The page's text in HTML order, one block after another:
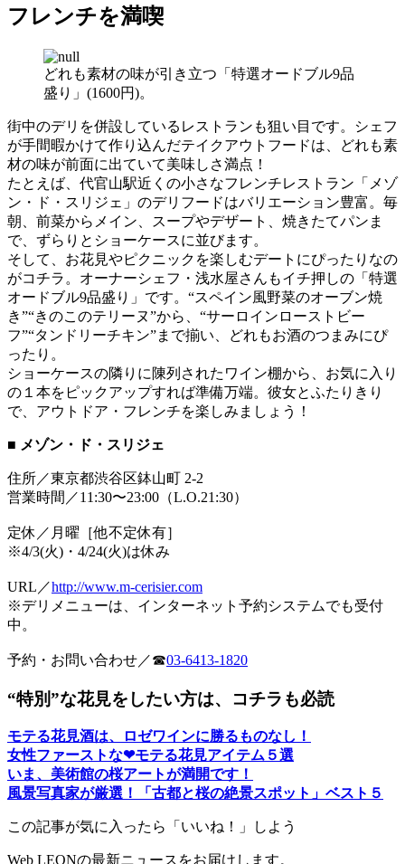
フレンチを満喫
どれも素材の味が引き立つ「特選オードブル9品
盛り」(1600円)。
街中のデリを併設しているレストランも狙い目です。シェフ
が手間暇かけて作り込んだテイクアウトフードは、どれも素
材の味が前面に出ていて美味しさ満点！
たとえば、代官山駅近くの小さなフレンチレストラン「メゾ
ン・ド・スリジェ」のデリフードはバリエーション豊富。毎
朝、前菜からメイン、スープやデザート、焼きたてパンま
で、ずらりとショーケースに並びます。
そして、お花見やピクニックを楽しむデートにぴったりなの
がコチラ。オーナーシェフ・浅水屋さんもイチ押しの「特選
オードブル9品盛り」です。“スペイン風野菜のオーブン焼
き”“きのこのテリーヌ”から、“サーロインローストビー
フ”“タンドリーチキン”まで揃い、どれもお酒のつまみにぴ
ったり。
ショーケースの隣りに陳列されたワイン棚から、お気に入り
の１本をピックアップすれば準備万端。彼女とふたりきり
で、アウトドア・フレンチを楽しみましょう！
■ メゾン・ド・スリジェ
住所／東京都渋谷区鉢山町 2-2
営業時間／11:30〜23:00（L.O.21:30）
定休／月曜［他不定休有］
※4/3(火)・4/24(火)は休み
URL／http://www.m-cerisier.com
※デリメニューは、インターネット予約システムでも受付
中。
予約・お問い合わせ／☎︎03-6413-1820
“特別”な花見をしたい方は、コチラも必読
モテる花見酒は、ロゼワインに勝るものなし！
女性ファーストな❤︎モテる花見アイテム５選
いま、美術館の桜アートが満開です！
風景写真家が厳選！「古都と桜の絶景スポット」ベスト５
この記事が気に入ったら「いいね！」しよう
Web LEONの最新ニュースをお届けします。